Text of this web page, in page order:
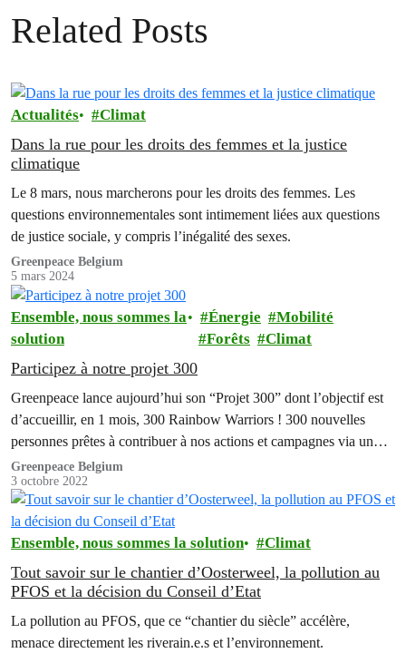
Related Posts
Actualités Climat
Dans la rue pour les droits des femmes et la justice
climatique
Le 8 mars, nous marcherons pour les droits des femmes. Les
questions environnementales sont intimement liées aux questions
de justice sociale, y compris l’inégalité des sexes.
Greenpeace Belgium
5 mars 2024
Ensemble, nous sommes la
solution
Énergie
Mobilité
Forêts
Climat
Participez à notre projet 300
Greenpeace lance aujourd’hui son “Projet 300” dont l’objectif est
d’accueillir, en 1 mois, 300 Rainbow Warriors ! 300 nouvelles
personnes prêtes à contribuer à nos actions et campagnes via un
soutien mensuel.
Greenpeace Belgium
3 octobre 2022
Ensemble, nous sommes la solution Climat
Tout savoir sur le chantier d’Oosterweel, la pollution au
PFOS et la décision du Conseil d’Etat
La pollution au PFOS, que ce “chantier du siècle” accélère,
menace directement les riverain.e.s et l’environnement.